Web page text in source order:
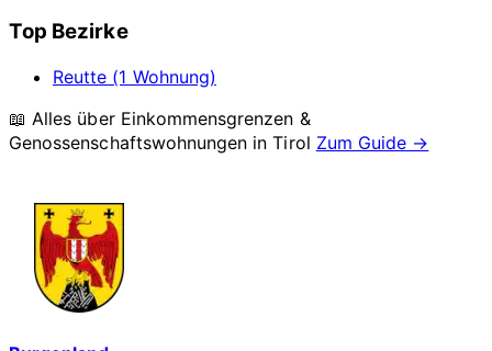
Top Bezirke
Reutte (1 Wohnung)
📖 Alles über Einkommensgrenzen &
Genossenschaftswohnungen inTirol Zum Guide →